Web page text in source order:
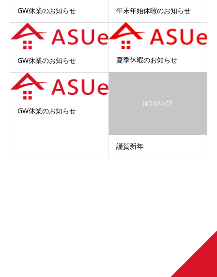
GW休業のお知らせ 年末年始休暇のお知らせ
GW休業のお知らせ 夏季休暇のお知らせ
GW休業のお知らせ
謹賀新年